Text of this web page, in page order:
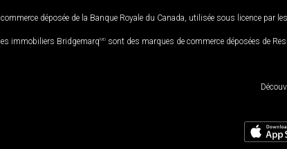
déposée de la Banque Royale du Canada, utilisée sous licence par
immobiliers BridgemarqMD sont des marques de commerce déposées de